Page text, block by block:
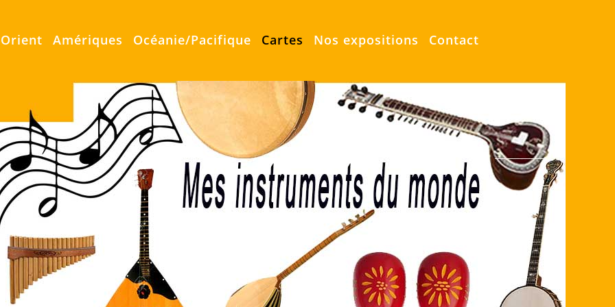
Amériques Océanie/Pacifique Cartes Nos expositions Contact